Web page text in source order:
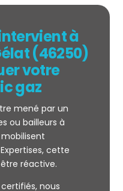
à
(46250)
votre
gaz
mené par un
ou bailleurs à
cette
réactive.
nous